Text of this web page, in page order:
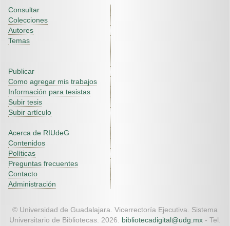
Consultar
Colecciones
Autores
Temas
Publicar
Como agregar mis trabajos
Información para tesistas
Subir tesis
Subir artículo
Acerca de RIUdeG
Contenidos
Políticas
Preguntas frecuentes
Contacto
Administración
© Universidad de Guadalajara. Vicerrectoría Ejecutiva. Sistema
Universitario de Bibliotecas. 2026. bibliotecadigital@udg.mx - Tel.